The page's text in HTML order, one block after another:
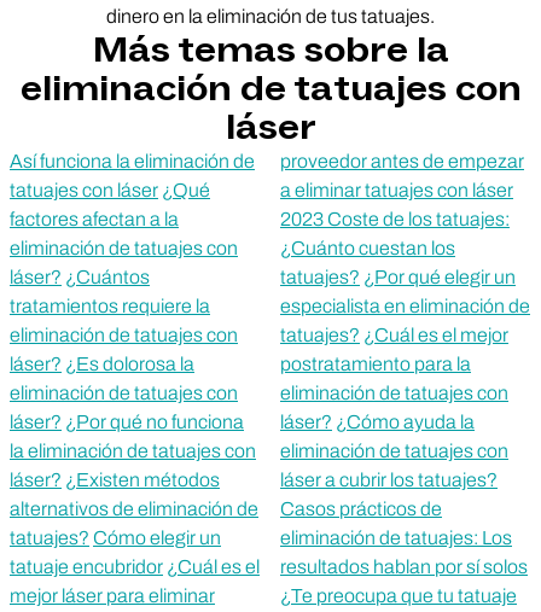
dinero en la eliminación de tus tatuajes.
Más temas sobre la
eliminación de tatuajes con
láser
Así funciona la eliminación de
tatuajes con láser ¿Qué
factores afectan a la
eliminación de tatuajes con
láser? ¿Cuántos
tratamientos requiere la
eliminación de tatuajes con
láser? ¿Es dolorosa la
eliminación de tatuajes con
láser? ¿Por qué no funciona
la eliminación de tatuajes con
láser? ¿Existen métodos
alternativos de eliminación de
tatuajes? Cómo elegir un
tatuaje encubridor ¿Cuál es el
mejor láser para eliminar
proveedor antes de empezar
a eliminar tatuajes con láser
2023 Coste de los tatuajes:
¿Cuánto cuestan los
tatuajes? ¿Por qué elegir un
especialista en eliminación de
tatuajes? ¿Cuál es el mejor
postratamiento para la
eliminación de tatuajes con
láser? ¿Cómo ayuda la
eliminación de tatuajes con
láser a cubrir los tatuajes?
Casos prácticos de
eliminación de tatuajes: Los
resultados hablan por sí solos
¿Te preocupa que tu tatuaje